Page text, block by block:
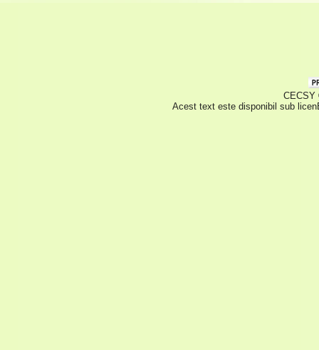
CECSY
Acest text este disponibil sub